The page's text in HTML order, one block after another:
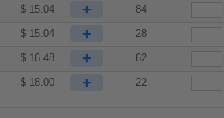
$ 15.04 + 84
$ 15.04 + 28
$ 16.48 + 62
$ 18.00 + 22